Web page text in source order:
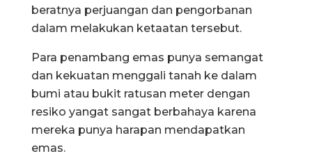
beratnya perjuangan dan pengorbanan
dalam melakukan ketaatan tersebut.
Para penambang emas punya semangat
dan kekuatan menggali tanah ke dalam
bumi atau bukit ratusan meter dengan
resiko yangat sangat berbahaya karena
mereka punya harapan mendapatkan
emas.